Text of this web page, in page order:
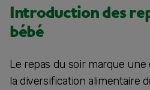
Introduction des
bébé
Le repas du soir marque
la diversification alimentaire